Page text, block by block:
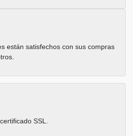
están satisfechos con sus compras
SSL.